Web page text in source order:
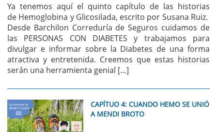
Ya tenemos aquí el quinto capítulo de las historias
de Hemoglobina y Glicosilada, escrito por Susana Ruiz.
Desde Barchilon Correduría de Seguros cuidamos de
las PERSONAS CON DIABETES y trabajamos para
divulgar e informar sobre la Diabetes de una forma
atractiva y entretenida. Creemos que estas historias
serán una herramienta genial […]
CAPÍTUO 4: CUANDO HEMO SE UNIÓ
A MENDI BROTO